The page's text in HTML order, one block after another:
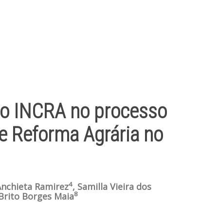
INCRA no processo
Reforma Agrária no
Ramirez4, Samilla Vieira dos
Borges Maia8